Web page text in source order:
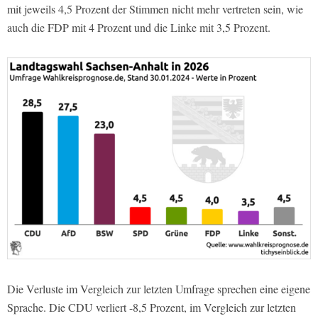
mit jeweils 4,5 Prozent der Stimmen nicht mehr vertreten sein, wie
auch die FDP mit 4 Prozent und die Linke mit 3,5 Prozent.
Die Verluste im Vergleich zur letzten Umfrage sprechen eine eigene
Sprache. Die CDU verliert -8,5 Prozent, im Vergleich zur letzten